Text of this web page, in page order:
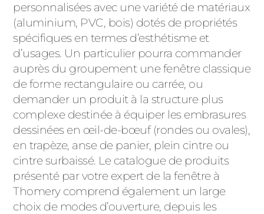
personnalisées avec une variété de matériaux
(aluminium, PVC, bois) dotés de propriétés
spécifiques en termes d’esthétisme et
d’usages. Un particulier pourra commander
auprès du groupement une fenêtre classique
de forme rectangulaire ou carrée, ou
demander un produit à la structure plus
complexe destinée à équiper les embrasures
dessinées en œil-de-bœuf (rondes ou ovales),
en trapèze, anse de panier, plein cintre ou
cintre surbaissé. Le catalogue de produits
présenté par votre expert de la fenêtre à
Thomery comprend également un large
choix de modes d’ouverture, depuis les